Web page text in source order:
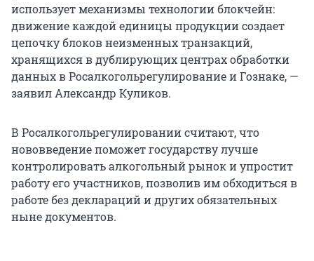
использует механизмы технологии блокчейн:
движение каждой единицы продукции создает
цепочку блоков неизменных транзакций,
хранящихся в дублирующих центрах обработки
данных в Росалкогольрегулирование и Гознаке, —
заявил Александр Куликов.
В Росалкогольрегулировании считают, что
нововведение поможет государству лучше
контролировать алкогольный рынок и упростит
работу его участников, позволив им обходиться в
работе без деклараций и других обязательных
ныне документов.